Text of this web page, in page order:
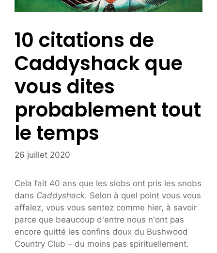
10 citations de
Caddyshack que
vous dites
probablement tout
le temps
26 juillet 2020
Cela fait 40 ans que les slobs ont pris les snobs
dans Caddyshack. Selon à quel point vous vous
affalez, vous vous sentez comme hier, à savoir
parce que beaucoup d'entre nous n'ont pas
encore quitté les confins doux du Bushwood
Country Club – du moins pas spirituellement.